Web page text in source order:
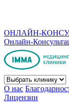
ОНЛАЙН-
Онлайн-
О нас
Лицензии